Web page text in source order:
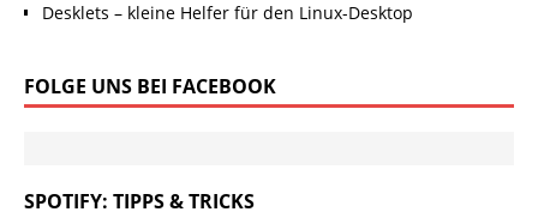
Desklets – kleine Helfer für den Linux-Desktop
FOLGE UNS BEI FACEBOOK
SPOTIFY: TIPPS & TRICKS